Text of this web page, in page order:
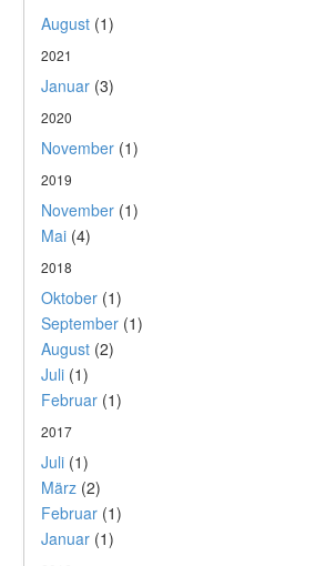
August (1)
2021
Januar (3)
2020
November (1)
2019
November (1)
Mai (4)
2018
Oktober (1)
September (1)
August (2)
Juli (1)
Februar (1)
2017
Juli (1)
März (2)
Februar (1)
Januar (1)